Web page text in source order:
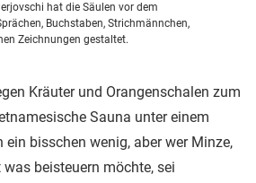
hat die Säulen vor dem
Buchstaben, Strichmännchen,
Zeichnungen gestaltet.
Kräuter und Orangenschalen zum
Sauna unter einem
bisschen wenig, aber wer Minze,
beisteuern möchte, sei